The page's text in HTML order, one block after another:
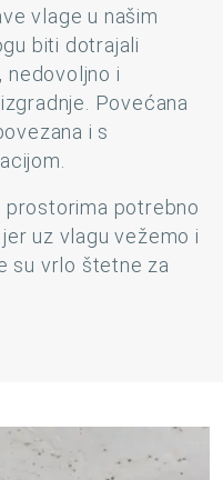
vlage u našim
biti dotrajali
nedovoljno i
Povećana
i s
prostorima potrebno
uz vlagu vežemo i
su vrlo štetne za